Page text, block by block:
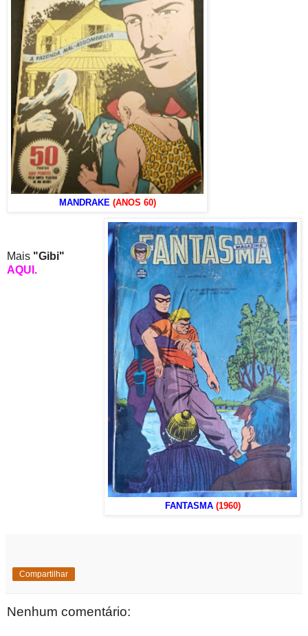
MANDRAKE (ANOS 60)
FANTASMA (1960)
Mais "Gibi"
AQUI .
Compartilhar
Nenhum comentário: